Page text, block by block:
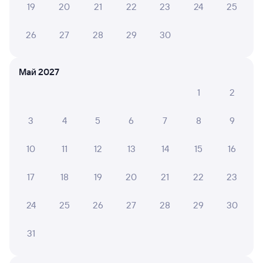
Онлайн-возврат билетов без очереди в кассу
Подробные ответы на вопросы о поездке или
СМС-сопровождение до посадки в поезд
Оформление без регистрации на сайте
19 20 21 22 23 24 25
26 27 28 29 30
Май 2027
1
2
3 4 5 6 7 8 9
10 11 12 13 14 15 16
17 18 19 20 21 22 23
24 25 26 27 28 29 30
31